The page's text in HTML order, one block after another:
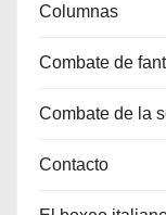
Columnas
Combate de
Combate de la
Contacto